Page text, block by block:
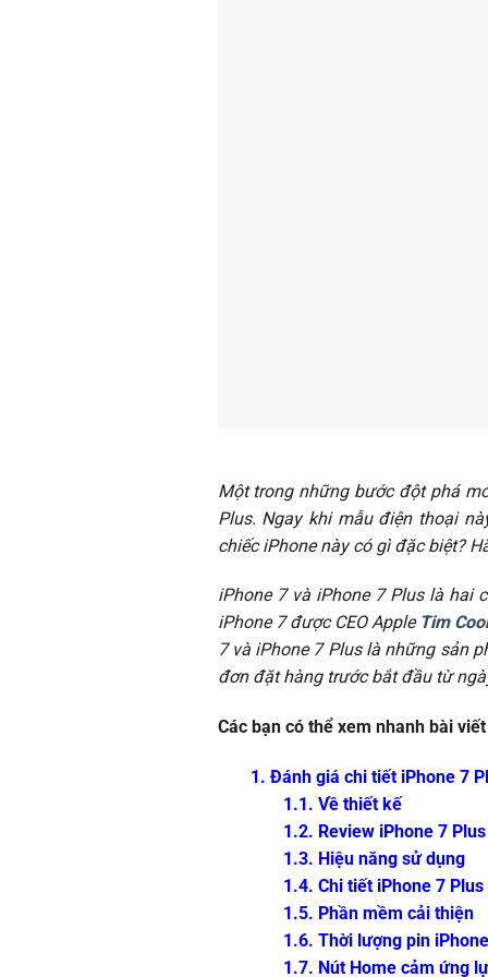
Một trong những bước đột phá
Plus. Ngay khi mẫu điện thoại
chiếc iPhone này có gì đặc biệt?
iPhone 7 và iPhone 7 Plus là hai
iPhone 7 được CEO Apple Tim
7 và iPhone 7 Plus là những sản
đơn đặt hàng trước bắt đầu từ
Các bạn có thể xem nhanh bài
1. Đánh giá chi tiết iPhone 7
1.1. Về thiết kế
1.2. Review iPhone 7
1.3. Hiệu năng sử dụng
1.4. Chi tiết iPhone 7
1.5. Phần mềm cải thiện
1.6. Thời lượng pin
1.7. Nút Home cảm ứng